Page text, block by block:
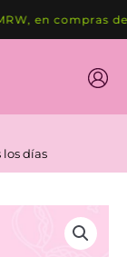
en compras de
días